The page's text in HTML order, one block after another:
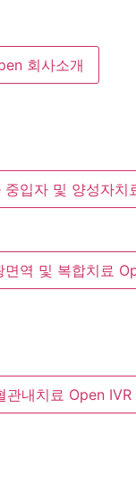
회사소개
중입자 및 양성자치
면역 및 복합치료
관내치료 Open